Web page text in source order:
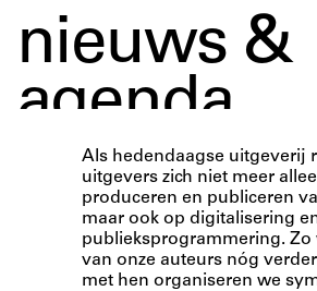
nieuws &
agenda
Als hedendaagse uitgeverij
uitgevers zich niet meer
produceren en publiceren
maar ook op digitalisering
publieksprogrammering. Zo
van onze auteurs nóg
met hen organiseren we